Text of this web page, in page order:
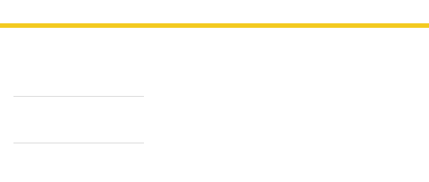
Caferağa Mah. Dr. Şakir Paşa Sok. No3/A Kadıköy İstanbul
+90 543 345 46 00